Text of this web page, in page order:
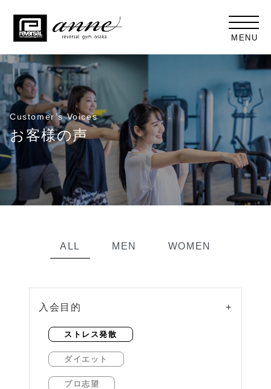
MENU
ALL MEN WOMEN
入会目的 +
ストレス発散
ダイエット
プロ志望
Customer’s Voices
お客様の声